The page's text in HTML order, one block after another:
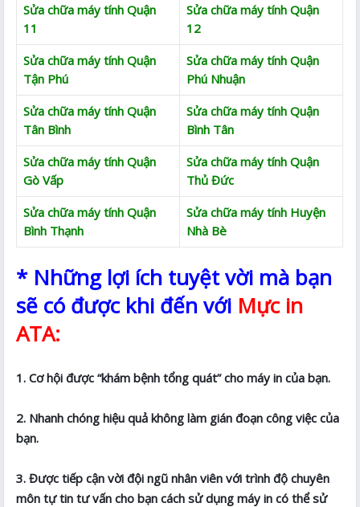
Sửa chữa máy tính Quận
11
Sửa chữa máy tính Quận
12
Sửa chữa máy tính Quận
Tận Phú
Sửa chữa máy tính Quận
Phú Nhuận
Sửa chữa máy tính Quận
Tân Bình
Sửa chữa máy tính Quận
Bình Tân
Sửa chữa máy tính Quận
Gò Vấp
Sửa chữa máy tính Quận
Thủ Đức
Sửa chữa máy tính Quận
Bình Thạnh
Sửa chữa máy tính Huyện
Nhà Bè
* Những lợi ích tuyệt vời mà bạn
sẽ có được khi đến với Mực in
ATA:
1. Cơ hội được “khám bệnh tổng quát” cho máy in của bạn.
2. Nhanh chóng hiệu quả không làm gián đoạn công việc của
bạn.
3. Được tiếp cận vời đội ngũ nhân viên với trình độ chuyên
môn tự tin tư vấn cho bạn cách sử dụng máy in có thể sử